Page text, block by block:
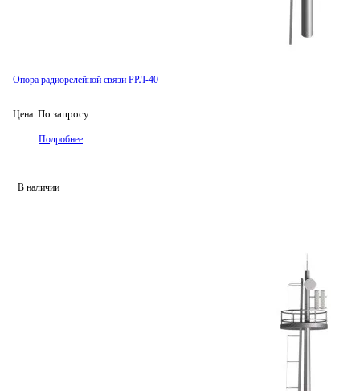
Опора радиорелейной связи РРЛ-40
Цена: По запросу
Подробнее
В наличии